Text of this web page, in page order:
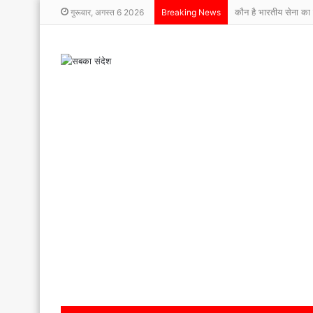
गुरूवार, अगस्त 6 2026 Breaking News कौन है भारतीय सेना